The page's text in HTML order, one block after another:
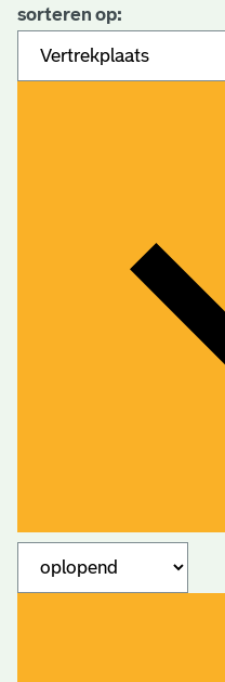
sorteren op: